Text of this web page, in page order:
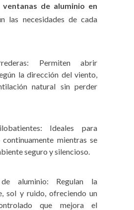
ventanas de aluminio en
las necesidades de cada
Permiten abrir
la dirección del viento,
natural sin perder
Ideales para
mientras se
seguro y silencioso.
aluminio: Regulan la
sol y ruido, ofreciendo un
que mejora el